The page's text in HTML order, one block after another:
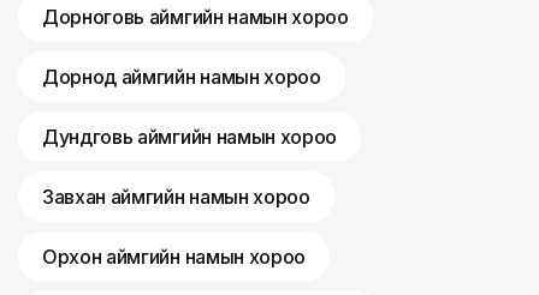
Дорноговь аймгийн намын хороо
Дорнод аймгийн намын хороо
Дундговь аймгийн намын хороо
Завхан аймгийн намын хороо
Орхон аймгийн намын хороо